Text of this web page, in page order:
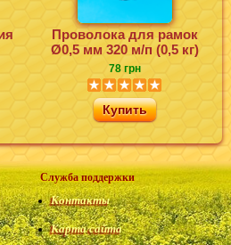
Проволока для рамок
Ø0,5 мм 320 м/п (0,5 кг)
78 грн
Купить
Служба поддержки
Контакты
Карта сайта